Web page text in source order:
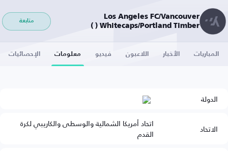
Los Angeles FC/Vancouver
Whitecaps/Portland Timber ( )
متابعة
المباريات الأخبار اللاعبون فيديو معلومات الإحصائيات
الدولة
الاتحاد اتحاد أمريكا الشمالية والوسطى والكاريبي لكرة
القدم